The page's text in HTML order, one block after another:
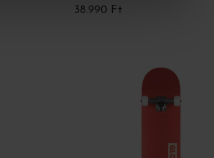
38.990 Ft